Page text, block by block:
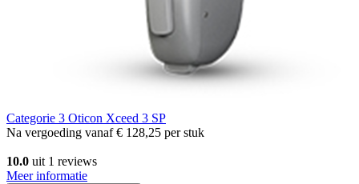
Categorie 3 Oticon Xceed 3 SP
Na vergoeding vanaf€ 128,25 per stuk
10.0 uit 1 reviews
Meer informatie